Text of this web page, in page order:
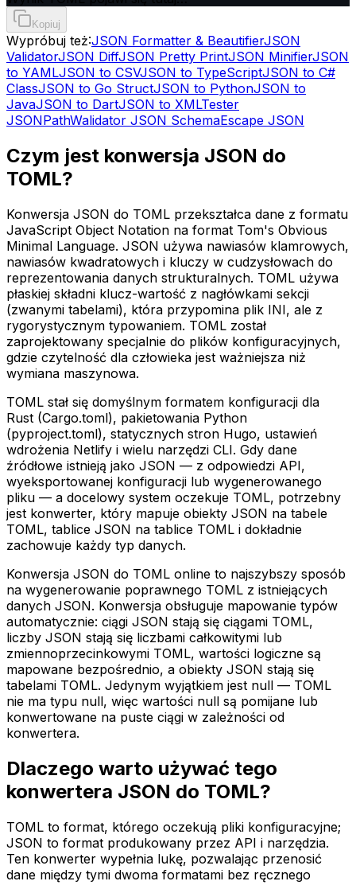
Kopiuj
Wypróbuj też:JSON Formatter & BeautifierJSON
ValidatorJSON DiffJSON Pretty PrintJSON MinifierJSON
to YAMLJSON to CSVJSON to TypeScriptJSON to C#
ClassJSON to Go StructJSON to PythonJSON to
JavaJSON to DartJSON to XMLTester
JSONPathWalidator JSON SchemaEscape JSON
Czym jest konwersja JSON do
TOML?
Konwersja JSON do TOML przekształca dane z formatu
JavaScript Object Notation na format Tom's Obvious
Minimal Language. JSON używa nawiasów klamrowych,
nawiasów kwadratowych i kluczy w cudzysłowach do
reprezentowania danych strukturalnych. TOML używa
płaskiej składni klucz-wartość z nagłówkami sekcji
(zwanymi tabelami), która przypomina plik INI, ale z
rygorystycznym typowaniem. TOML został
zaprojektowany specjalnie do plików konfiguracyjnych,
gdzie czytelność dla człowieka jest ważniejsza niż
wymiana maszynowa.
TOML stał się domyślnym formatem konfiguracji dla
Rust (Cargo.toml), pakietowania Python
(pyproject.toml), statycznych stron Hugo, ustawień
wdrożenia Netlify i wielu narzędzi CLI. Gdy dane
źródłowe istnieją jako JSON — z odpowiedzi API,
wyeksportowanej konfiguracji lub wygenerowanego
pliku — a docelowy system oczekuje TOML, potrzebny
jest konwerter, który mapuje obiekty JSON na tabele
TOML, tablice JSON na tablice TOML i dokładnie
zachowuje każdy typ danych.
Konwersja JSON do TOML online to najszybszy sposób
na wygenerowanie poprawnego TOML z istniejących
danych JSON. Konwersja obsługuje mapowanie typów
automatycznie: ciągi JSON stają się ciągami TOML,
liczby JSON stają się liczbami całkowitymi lub
zmiennoprzecinkowymi TOML, wartości logiczne są
mapowane bezpośrednio, a obiekty JSON stają się
tabelami TOML. Jedynym wyjątkiem jest null — TOML
nie ma typu null, więc wartości null są pomijane lub
konwertowane na puste ciągi w zależności od
konwertera.
Dlaczego warto używać tego
konwertera JSON do TOML?
TOML to format, którego oczekują pliki konfiguracyjne;
JSON to format produkowany przez API i narzędzia.
Ten konwerter wypełnia lukę, pozwalając przenosić
dane między tymi dwoma formatami bez ręcznego